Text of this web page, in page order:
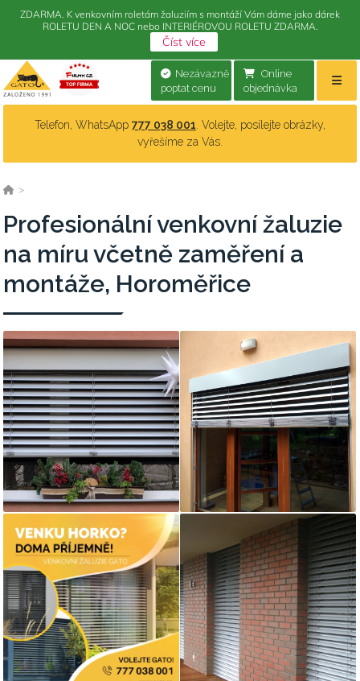
Online
objednávka
Nezávazně
poptat cenu
Telefon, WhatsApp 777 038 001 . Volejte, posílejte obrázky,
vyřešíme za Vás.
>
Profesionální venkovní žaluzie
na míru včetně zaměření a
montáže, Horoměřice
ZDARMA. K venkovním roletám žaluziím s montáží Vám dáme jako dárek
ROLETU DEN A NOC nebo INTERIÉROVOU ROLETU ZDARMA.
Číst více